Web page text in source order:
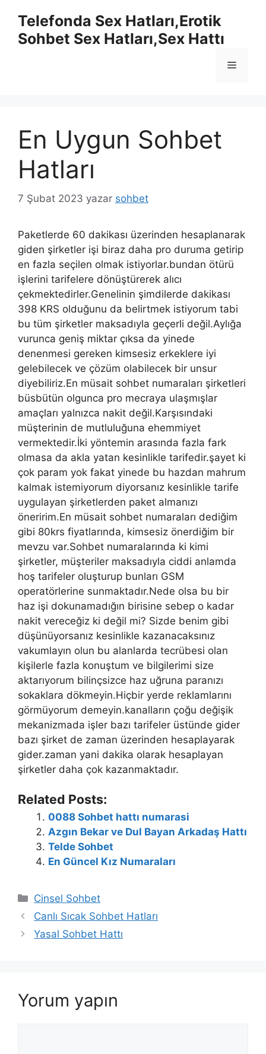
Telefonda Sex Hatları,Erotik
Sohbet Sex Hatları,Sex Hattı
Menü
En Uygun Sohbet
Hatları
7 Şubat 2023 yazar sohbet
Paketlerde 60 dakikası üzerinden hesaplanarak
giden şirketler işi biraz daha pro duruma getirip
en fazla seçilen olmak istiyorlar.bundan ötürü
işlerini tarifelere dönüştürerek alıcı
çekmektedirler.Genelinin şimdilerde dakikası
398 KRS olduğunu da belirtmek istiyorum tabi
bu tüm şirketler maksadıyla geçerli değil.Aylığa
vurunca geniş miktar çıksa da yinede
denenmesi gereken kimsesiz erkeklere iyi
gelebilecek ve çözüm olabilecek bir unsur
diyebiliriz.En müsait sohbet numaraları şirketleri
büsbütün olgunca pro mecraya ulaşmışlar
amaçları yalnızca nakit değil.Karşısındaki
müşterinin de mutluluğuna ehemmiyet
vermektedir.İki yöntemin arasında fazla fark
olmasa da akla yatan kesinlikle tarifedir.şayet ki
çok param yok fakat yinede bu hazdan mahrum
kalmak istemiyorum diyorsanız kesinlikle tarife
uygulayan şirketlerden paket almanızı
öneririm.En müsait sohbet numaraları dediğim
gibi 80krs fiyatlarında, kimsesiz önerdiğim bir
mevzu var.Sohbet numaralarında ki kimi
şirketler, müşteriler maksadıyla ciddi anlamda
hoş tarifeler oluşturup bunları GSM
operatörlerine sunmaktadır.Nede olsa bu bir
haz işi dokunamadığın birisine sebep o kadar
nakit vereceğiz ki değil mi? Sizde benim gibi
düşünüyorsanız kesinlikle kazanacaksınız
vakumlayın olun bu alanlarda tecrübesi olan
kişilerle fazla konuştum ve bilgilerimi size
aktarıyorum bilinçsizce haz uğruna paranızı
sokaklara dökmeyin.Hiçbir yerde reklamlarını
görmüyorum demeyin.kanalların çoğu değişik
mekanizmada işler bazı tarifeler üstünde gider
bazı şirket de zaman üzerinden hesaplayarak
gider.zaman yani dakika olarak hesaplayan
şirketler daha çok kazanmaktadır.
Related Posts:
0088 Sohbet hattı numarasi
Azgın Bekar ve Dul Bayan Arkadaş Hattı
Telde Sohbet
En Güncel Kız Numaraları
Kategoriler
Cinsel Sohbet
Canlı Sıcak Sohbet Hatları
Yasal Sohbet Hattı
Yorum yapın